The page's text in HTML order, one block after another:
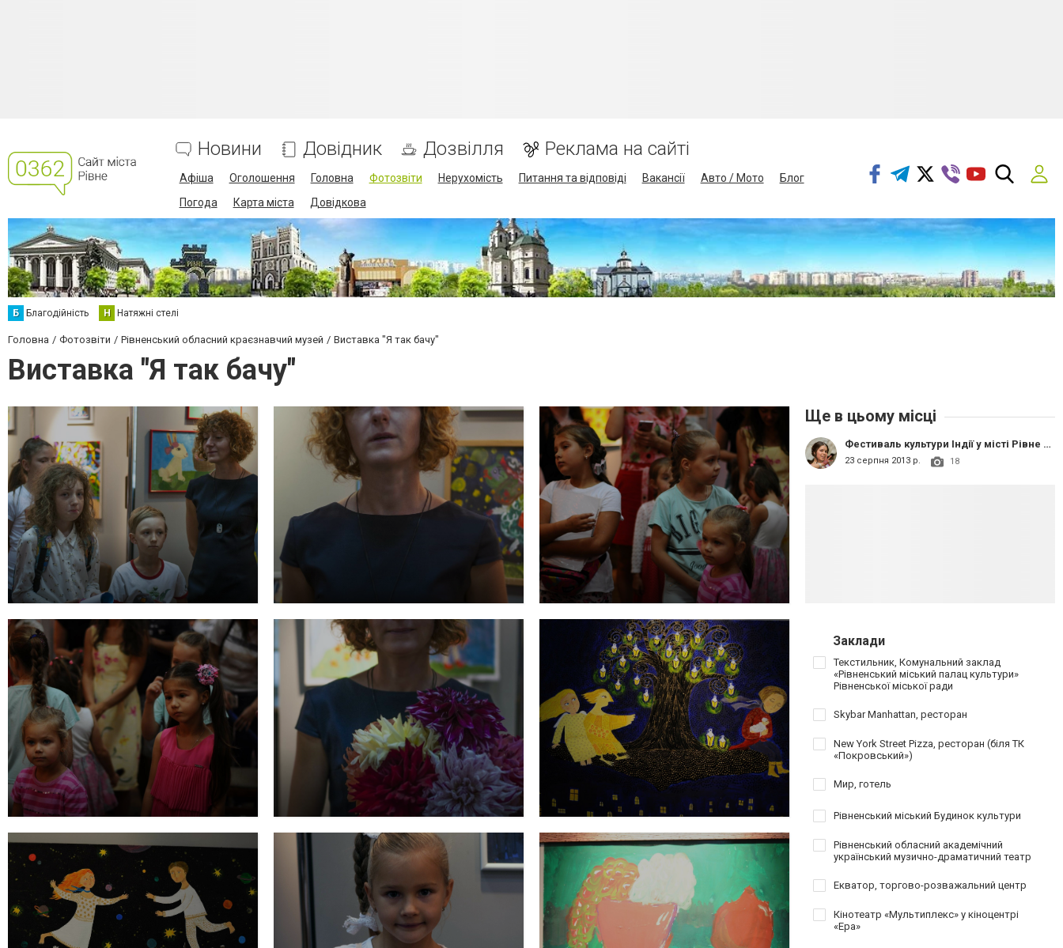
Новини Довідник Дозвілля Реклама на сайті
Афіша Оголошення Головна Фотозвіти Нерухомість Питання та відповіді Вакансії Авто / Мото
Блог
Погода
Карта міста Довідкова
Б Благодійність Н Натяжні стелі
Головна Фотозвіти Рівненський обласний краєзнавчий музей Виставка "Я так бачу"
Виставка "Я так бачу"
Ще в цьому місці
Фестиваль культури Індії у місті Рівне + весілля по-індійськи
23 серпня 2013 р. 18
Заклади
Текстильник, Комунальний заклад
«Рівненський міський палац культури»
Рівненської міської ради
Skybar Manhattan, ресторан
New York Street Pizza, ресторан (біля ТК
«Покровський»)
Мир, готель
Рівненський міський Будинок культури
Рівненський обласний академічний
український музично-драматичний театр
Екватор, торгово-розважальний центр
Кінотеатр «Мультиплекс» у кіноцентрі
«Ера»